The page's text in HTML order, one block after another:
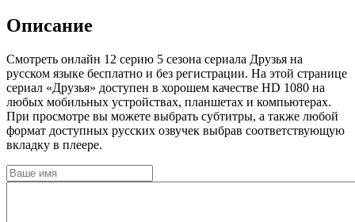
Описание
Cмотреть онлайн 12 серию 5 сезона сериала Друзья на
русском языке бесплатно и без регистрации. На этой странице
сериал «Друзья» доступен в хорошем качестве HD 1080 на
любых мобильных устройствах, планшетах и компьютерах.
При просмотре вы можете выбрать субтитры, а также любой
формат доступных русских озвучек выбрав соответствующую
вкладку в плеере.